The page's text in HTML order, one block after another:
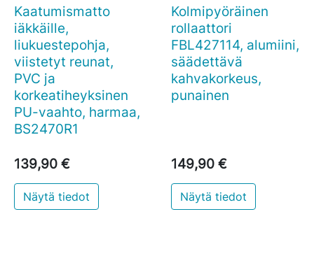
Kaatumismatto
iäkkäille,
liukuestepohja,
viistetyt reunat,
PVC ja
korkeatiheyksinen
PU-vaahto, harmaa,
BS2470R1
139,90 €
Näytä tiedot
Kolmipyöräinen
rollaattori
FBL427114, alumiini,
säädettävä
kahvakorkeus,
punainen
149,90 €
Näytä tiedot